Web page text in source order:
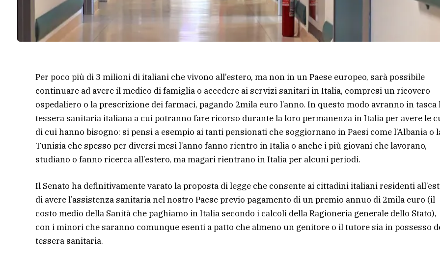
Per poco più di 3 milioni di italiani che vivono all’estero, ma non in un Paese europeo, sarà possibile
continuare ad avere il medico di famiglia o accedere ai servizi sanitari in Italia, compresi un ricovero
ospedaliero o la prescrizione dei farmaci, pagando 2mila euro l’anno. In questo modo avranno in tasca
tessera sanitaria italiana a cui potranno fare ricorso durante la loro permanenza in Italia per avere le
di cui hanno bisogno: si pensi a esempio ai tanti pensionati che soggiornano in Paesi come l’Albania o
Tunisia che spesso per diversi mesi l’anno fanno rientro in Italia o anche i più giovani che lavorano,
studiano o fanno ricerca all’estero, ma magari rientrano in Italia per alcuni periodi.
Il Senato ha definitivamente varato la proposta di legge che consente ai cittadini italiani residenti
di avere l’assistenza sanitaria nel nostro Paese previo pagamento di un premio annuo di 2mila euro (il
costo medio della Sanità che paghiamo in Italia secondo i calcoli della Ragioneria generale dello Stato),
con i minori che saranno comunque esenti a patto che almeno un genitore o il tutore sia in possesso
tessera sanitaria.